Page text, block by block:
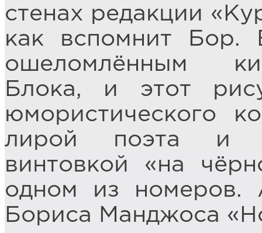
стенах редакции
как вспомнит Бор.
ошеломлённым
Блока, и этот
юмористического
лирой поэта и
винтовкой «на
одном из
Бориса Манджоса